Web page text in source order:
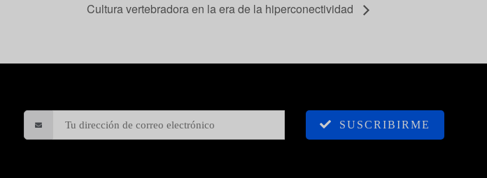
Cultura vertebradora en la era de la hiperconectividad
SUSCRIBIRME